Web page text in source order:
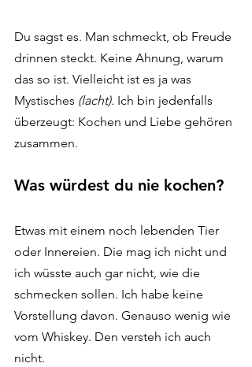
Du sagst es. Man schmeckt, ob Freude
drinnen steckt. Keine Ahnung, warum
das so ist. Vielleicht ist es ja was
Mystisches (lacht). Ich bin jedenfalls
überzeugt: Kochen und Liebe gehören
zusammen.
Was würdest du nie kochen?
Etwas mit einem noch lebenden Tier
oder Innereien. Die mag ich nicht und
ich wüsste auch gar nicht, wie die
schmecken sollen. Ich habe keine
Vorstellung davon. Genauso wenig wie
vom Whiskey. Den versteh ich auch
nicht.